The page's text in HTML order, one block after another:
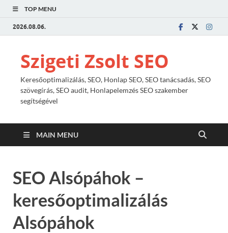
TOP MENU
2026.08.06.
Szigeti Zsolt SEO
Keresőoptimalizálás, SEO, Honlap SEO, SEO tanácsadás, SEO
szövegírás, SEO audit, Honlapelemzés SEO szakember
segítségével
MAIN MENU
SEO Alsópáhok –
keresőoptimalizálás
Alsópáhok